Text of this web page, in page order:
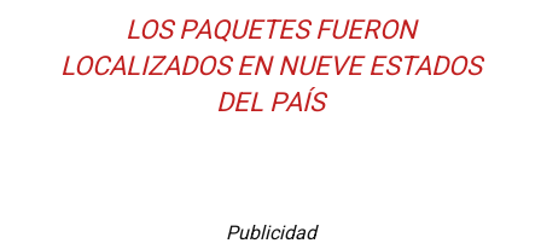
LOS PAQUETES FUERON
LOCALIZADOS EN NUEVE ESTADOS
DEL PAÍS
Publicidad